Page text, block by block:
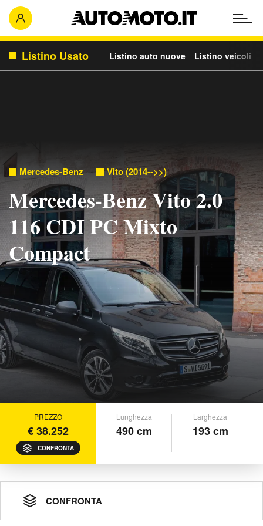
Listino Usato Listino auto nuove Listino veicoli
Mercedes-Benz Vito (2014-->>)
Mercedes-Benz Vito 2.0
116 CDI PC Mixto
Compact
PREZZO
€ 38.252
CONFRONTA
Lunghezza
490 cm
Larghezza
193 cm
CONFRONTA